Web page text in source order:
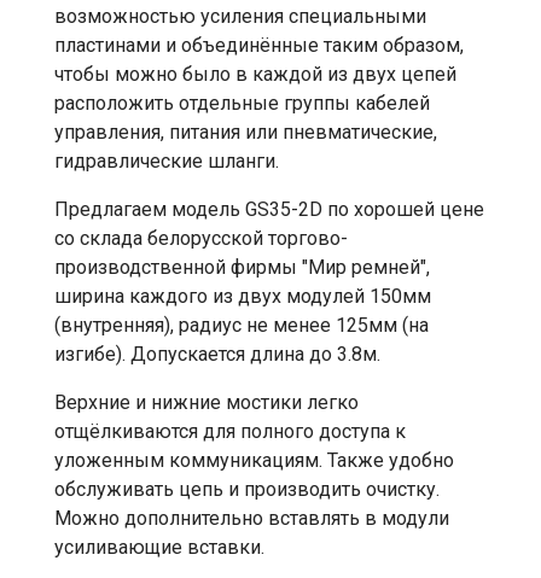
возможностью усиления специальными
пластинами и объединённые таким образом,
чтобы можно было в каждой из двух цепей
расположить отдельные группы кабелей
управления, питания или пневматические,
гидравлические шланги.
Предлагаем модель GS35-2D по хорошей цене
со склада белорусской торгово-
производственной фирмы "Мир ремней",
ширина каждого из двух модулей 150мм
(внутренняя), радиус не менее 125мм (на
изгибе). Допускается длина до 3.8м.
Верхние и нижние мостики легко
отщёлкиваются для полного доступа к
уложенным коммуникациям. Также удобно
обслуживать цепь и производить очистку.
Можно дополнительно вставлять в модули
усиливающие вставки.